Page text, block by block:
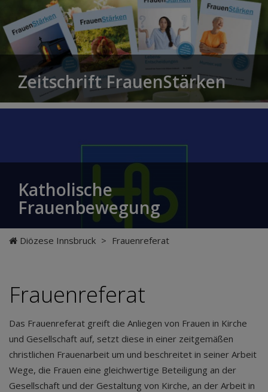
Zeitschrift FrauenStärken
Katholische
Frauenbewegung
Diözese Innsbruck > Frauenreferat
Frauenreferat
Das Frauenreferat greift die Anliegen von Frauen in Kirche
und Gesellschaft auf, setzt diese in einer zeitgemäßen
christlichen Frauenarbeit um und beschreitet in seiner Arbeit
Wege, die Frauen eine gleichwertige Beteiligung an der
Gesellschaft und der Gestaltung von Kirche, an der Arbeit in